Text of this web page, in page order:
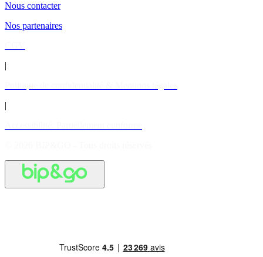
Nous contacter
Nos partenaires
|
|